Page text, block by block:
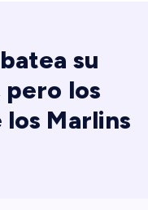
su
los
los Marlins